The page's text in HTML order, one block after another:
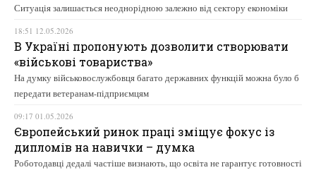
Ситуація залишається неоднорідною залежно від сектору економіки
18:51 12.05.2026
В Україні пропонують дозволити створювати
«військові товариства»
На думку військовослужбовця багато державних функцій можна було б
передати ветеранам-підприємцям
09:17 01.05.2026
Європейський ринок праці зміщує фокус із
дипломів на навички – думка
Роботодавці дедалі частіше визнають, що освіта не гарантує готовності